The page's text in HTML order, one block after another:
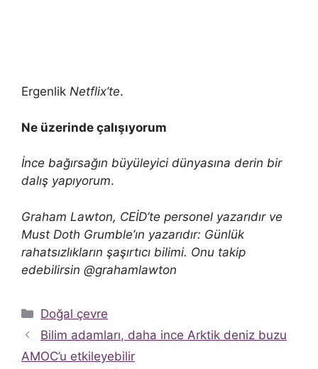
Ergenlik Netflix’te.
Ne üzerinde çalışıyorum
İnce bağırsağın büyüleyici dünyasına derin bir
dalış yapıyorum.
Graham Lawton, CEİD’te personel yazarıdır ve
Must Doth Grumble’ın yazarıdır: Günlük
rahatsızlıkların şaşırtıcı bilimi. Onu takip
edebilirsin @grahamlawton
Kategoriler
Doğal çevre
Bilim adamları, daha ince Arktik deniz buzu
AMOC’u etkileyebilir